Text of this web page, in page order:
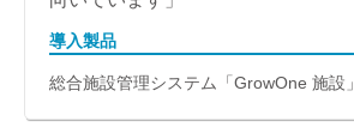
導入製品
総合施設管理システム「GrowOne 施設」